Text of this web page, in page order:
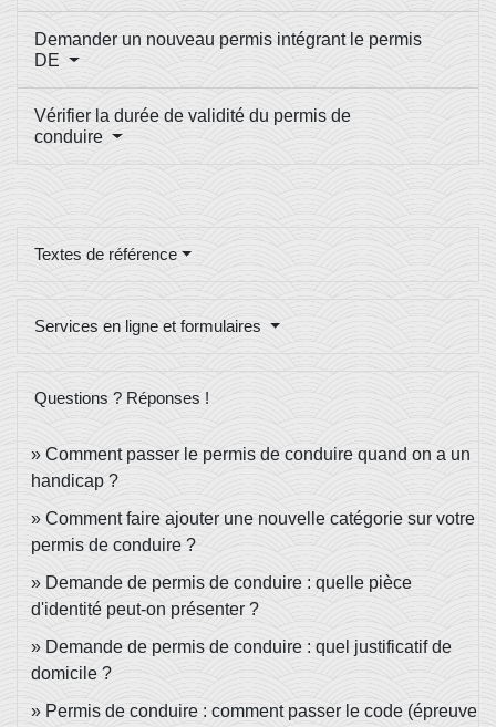
Demander un nouveau permis intégrant le permis
DE
Vérifier la durée de validité du permis de
conduire
Textes de référence
Services en ligne et formulaires
Questions ? Réponses !
Comment passer le permis de conduire quand on a un
handicap ?
Comment faire ajouter une nouvelle catégorie sur votre
permis de conduire ?
Demande de permis de conduire : quelle pièce
d'identité peut-on présenter ?
Demande de permis de conduire : quel justificatif de
domicile ?
Permis de conduire : comment passer le code (épreuve